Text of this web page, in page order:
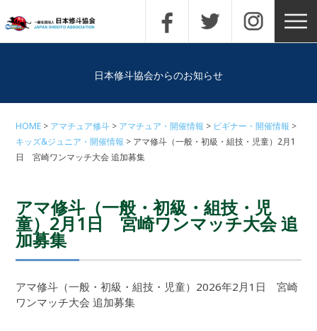
日本修斗協会からのお知らせ
HOME アマチュア修斗 アマチュア・開催情報
ビギナー・開催情報
キッズ&ジュニア・開催情報
アマ修斗（一般・初級・組技・児童）2月1
日 宮崎ワンマッチ大会 追加募集
アマ修斗（一般・初級・組技・児
童）2月1日 宮崎ワンマッチ大会 追
加募集
アマ修斗（一般・初級・組技・児童）2026年2月1日 宮崎
ワンマッチ大会 追加募集